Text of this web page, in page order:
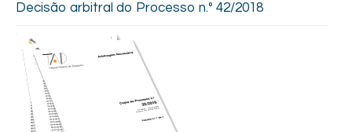
Decisão arbitral do Processo n.º 42/2018